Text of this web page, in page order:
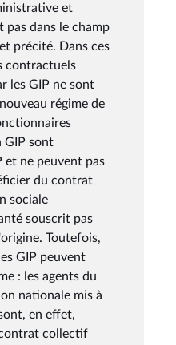
et
pas dans le champ
précité. Dans ces
contractuels
les GIP ne sont
régime de
GIP sont
et ne peuvent pas
du contrat
sociale
souscrit pas
Toutefois,
GIP peuvent
: les agents du
nationale mis à
en effet,
collectif